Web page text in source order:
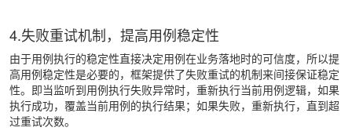
4.失败重试机制，提高用例稳定性
由于用例执行的稳定性直接决定用例在业务落地时的可信度，所以提
高用例稳定性是必要的，框架提供了失败重试的机制来间接保证稳定
性。即当监听到用例执行失败异常时，重新执行当前用例逻辑，如果
执行成功，覆盖当前用例的执行结果；如果失败，重新执行，直到超
过重试次数。